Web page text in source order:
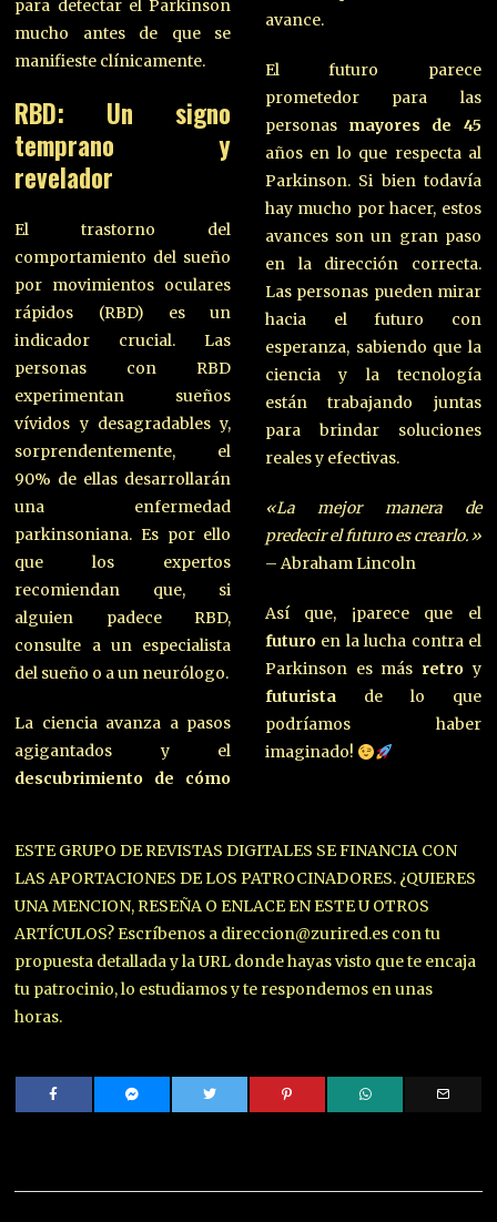
para detectar el Parkinson
mucho antes de que se
manifieste clínicamente.
RBD: Un signo
temprano y
revelador
El trastorno del
comportamiento del sueño
por movimientos oculares
rápidos (RBD) es un
indicador crucial. Las
personas con RBD
experimentan sueños
vívidos y desagradables y,
sorprendentemente, el
90% de ellas desarrollarán
una enfermedad
parkinsoniana. Es por ello
que los expertos
recomiendan que, si
alguien padece RBD,
consulte a un especialista
del sueño o a un neurólogo.
La ciencia avanza a pasos
agigantados y el
descubrimiento de cómo
avance.
El futuro parece
prometedor para las
personas mayores de 45
años en lo que respecta al
Parkinson. Si bien todavía
hay mucho por hacer, estos
avances son un gran paso
en la dirección correcta.
Las personas pueden mirar
hacia el futuro con
esperanza, sabiendo que la
ciencia y la tecnología
están trabajando juntas
para brindar soluciones
reales y efectivas.
«La mejor manera de
predecir el futuro es crearlo.»
– Abraham Lincoln
Así que, ¡parece que el
futuroen la lucha contra el
Parkinson es más retroy
futuristade lo que
podríamos haber
imaginado!
ESTE GRUPO DE REVISTAS DIGITALES SE FINANCIA CON
LAS APORTACIONES DE LOS PATROCINADORES. ¿QUIERES
UNA MENCION, RESEÑA O ENLACE EN ESTE U OTROS
ARTÍCULOS? Escríbenos a direccion@zurired.es con tu
propuesta detallada y la URL donde hayas visto que te encaja
tu patrocinio, lo estudiamos y te respondemos en unas
horas.